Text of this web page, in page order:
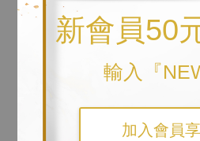
新會員50
輸入『
加入會員